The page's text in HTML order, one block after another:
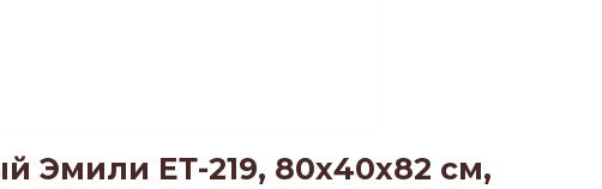
Эмили ЕТ-219, 80х40х82 см,